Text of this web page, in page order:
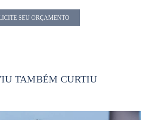
SEU ORÇAMENTO
TAMBÉM CURTIU